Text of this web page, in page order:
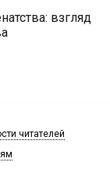
взгляд
читателей